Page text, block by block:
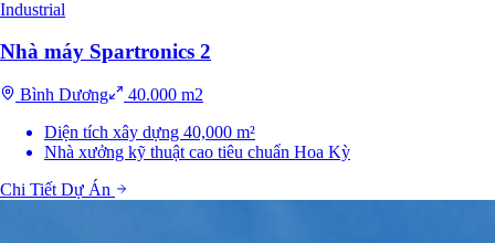
Industrial
Nhà máy Spartronics 2
Bình Dương
40.000 m2
Diện tích xây dựng 40,000 m²
Nhà xưởng kỹ thuật cao tiêu chuẩn Hoa Kỳ
Chi Tiết Dự Án